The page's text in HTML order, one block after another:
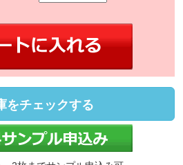
をチェックする